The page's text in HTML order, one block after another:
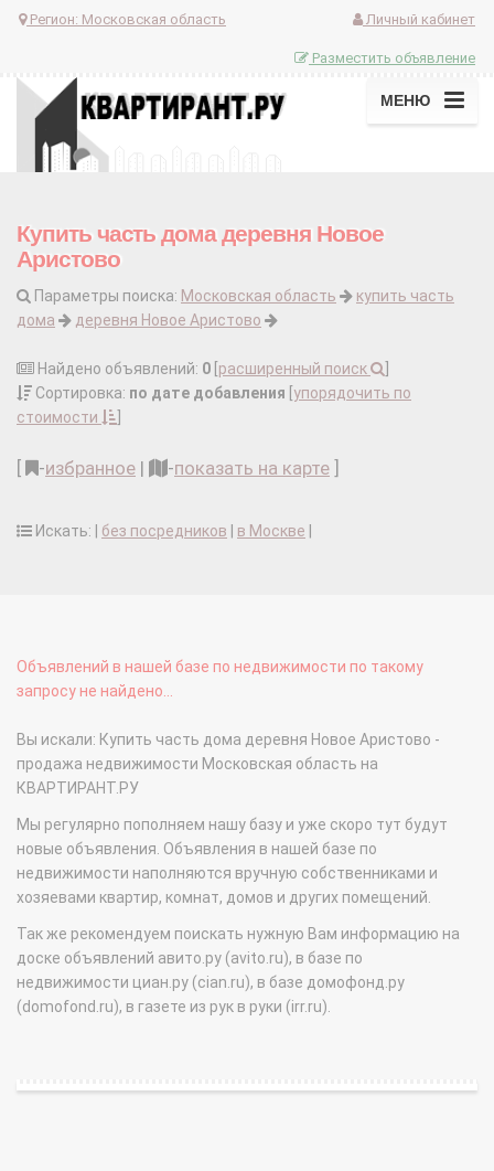
Регион: Московская область Личный кабинет
Разместить объявление
МЕНЮ
Купить часть дома деревня Новое
Аристово
Параметры поиска: Московская область
купить часть
дома
деревня Новое Аристово
Найдено объявлений: 0 расширенный поиск
Сортировка: по дате добавления упорядочить по
стоимости
-избранное | -показать на карте
Искать: | без посредников в Москве
Объявлений в нашей базе по недвижимости по такому
запросу не найдено...
Вы искали: Купить часть дома деревня Новое Аристово -
продажа недвижимости Московская область на
КВАРТИРАНТ.РУ
Мы регулярно пополняем нашу базу и уже скоро тут будут
новые объявления. Объявления в нашей базе по
недвижимости наполняются вручную собственниками и
хозяевами квартир, комнат, домов и других помещений.
Так же рекомендуем поискать нужную Вам информацию на
доске объявлений авито.ру (avito.ru), в базе по
недвижимости циан.ру (cian.ru), в базе домофонд.ру
(domofond.ru), в газете из рук в руки (irr.ru).